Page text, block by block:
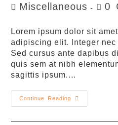
Miscellaneous 0
Lorem ipsum dolor sit
adipiscing elit. Integer nec odio.
Sed cursus ante dapibus
quis sem at nibh elementum
sagittis ipsum.…
Continue Reading